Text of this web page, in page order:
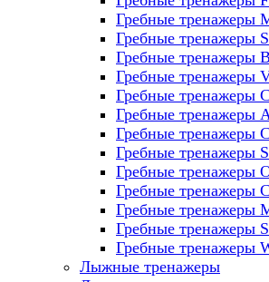
Гребные тренажеры
Гребные тренажеры
Гребные тренажеры
Гребные тренажеры
Гребные тренажеры
Гребные тренажеры
Гребные тренажеры
Гребные тренажеры
Гребные тренажеры
Гребные тренажеры
Гребные тренажеры
Гребные тренажеры
Гребные тренажеры
Лыжные тренажеры